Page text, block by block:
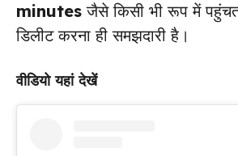
minutes जैसे किसी भी रूप में
डिलीट करना ही समझदारी है।
वीडियो यहां देखें